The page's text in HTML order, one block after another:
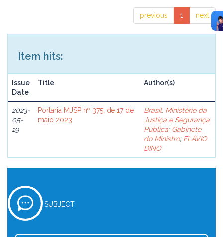
previous 1 next
Item hits:
Issue
Date
Title Author(s)
2023-
05-
19
Portaria MJSP nº 375, de 17 de
maio 2023
Brasil. Ministério da
Justiça e Segurança
Pública; Gabinete
do Ministro; FLÁVIO
DINO
SUBJECT